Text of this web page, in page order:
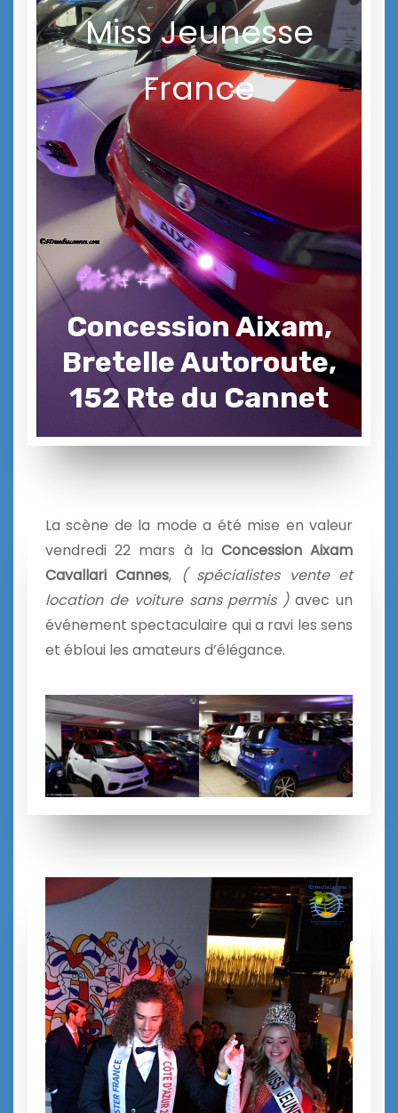
Miss Jeunesse
France
Concession Aixam,
Bretelle Autoroute,
152 Rte du Cannet
La scène de la mode a été mise en valeur
vendredi 22 mars à la Concession Aixam
Cavallari Cannes, ( spécialistes vente et
location de voiture sans permis )avec un
événement spectaculaire qui a ravi les sens
et ébloui les amateurs d’élégance.